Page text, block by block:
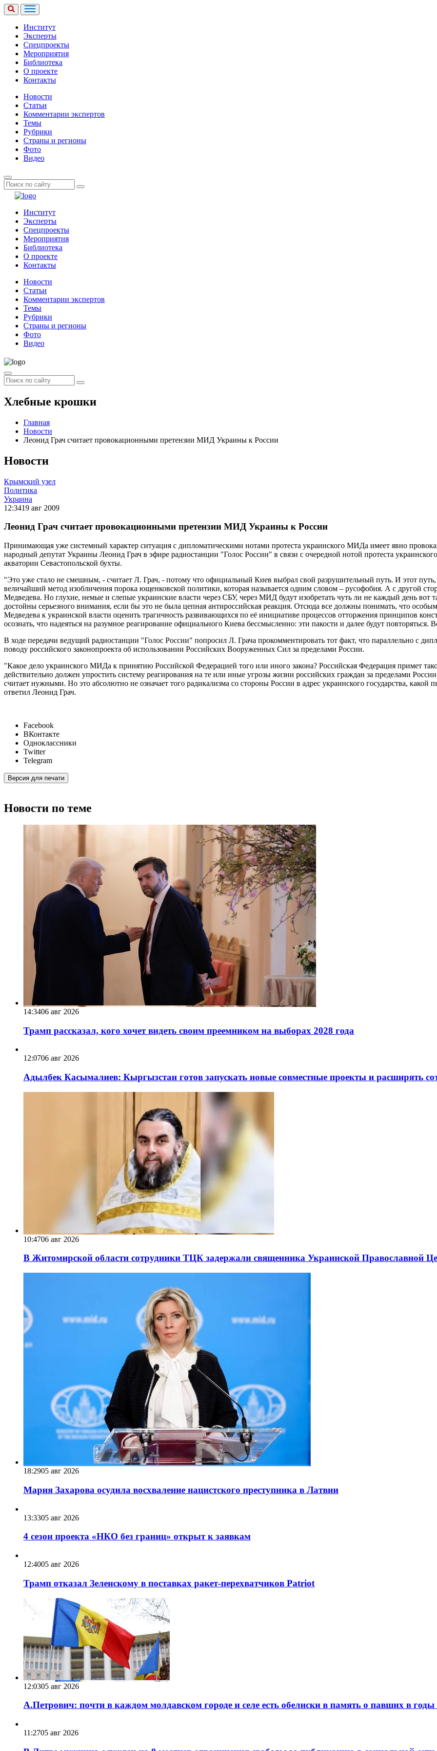
Институт
Эксперты
Спецпроекты
Мероприятия
Библиотека
О проекте
Контакты
Новости
Статьи
Комментарии экспертов
Темы
Рубрики
Страны и регионы
Фото
Видео
Институт
Эксперты
Спецпроекты
Мероприятия
Библиотека
О проекте
Контакты
Новости
Статьи
Комментарии экспертов
Темы
Рубрики
Страны и регионы
Фото
Видео
Хлебные крошки
Главная
Новости
Леонид Грач считает провокационными претензии МИД Украины к России
Новости
Крымский узел
Политика
Украина
12:3419 авг 2009
Леонид Грач считает провокационными претензии МИД Украины к России
Принимающая уже системный характер ситуация с дипломатическими нотами протеста украинского МИДа имеет явно
народный депутат Украины Леонид Грач в эфире радиостанции "Голос России" в связи с очередной нотой протеста
акватории Севастопольской бухты.
"Это уже стало не смешным, - считает Л. Грач, - потому что официальный Киев выбрал свой разрушительный путь. И этот путь,
величайший метод изобличения порока ющенковской политики, которая называется одним словом – русофобия. А с другой
Медведева. Но глухие, немые и слепые украинские власти через СБУ, через МИД будут изобретать чуть ли не каждый день вот
достойны серьезного внимания, если бы это не была цепная антироссийская реакция. Отсюда все должны понимать, что
Медведева к украинской власти оценить трагичность развивающихся по её инициативе процессов отторжения принципов
осознать, что надеяться на разумное реагирование официального Киева бессмысленно: эти пакости и далее будут повторяться.
В ходе передачи ведущий радиостанции "Голос России" попросил Л. Грача прокомментировать тот факт, что параллельно с
поводу российского законопроекта об использовании Российских Вооруженных Сил за пределами России.
"Какое дело украинского МИДа к принятию Российской Федерацией того или иного закона? Российская Федерация примет
действительно должен упростить систему реагирования на те или иные угрозы жизни российских граждан за пределами
считает нужными. Но это абсолютно не означает того радикализма со стороны России в адрес украинского государства,
ответил Леонид Грач.
Facebook
ВКонтакте
Одноклассники
Twitter
Telegram
Версия для печати
Новости по теме
14:3406 авг 2026
Трамп рассказал, кого хочет видеть своим преемником на выборах 2028 года
12:0706 авг 2026
Адылбек Касымалиев: Кыргызстан готов запускать новые совместные проекты и расширять
10:4706 авг 2026
В Житомирской области сотрудники ТЦК задержали священника Украинской Православной
18:2905 авг 2026
Мария Захарова осудила восхваление нацистского преступника в Латвии
13:3305 авг 2026
4 сезон проекта «НКО без границ» открыт к заявкам
12:4005 авг 2026
Трамп отказал Зеленскому в поставках ракет-перехватчиков Patriot
12:0305 авг 2026
А.Петрович: почти в каждом молдавском городе и селе есть обелиски в память о павших в
11:2705 авг 2026